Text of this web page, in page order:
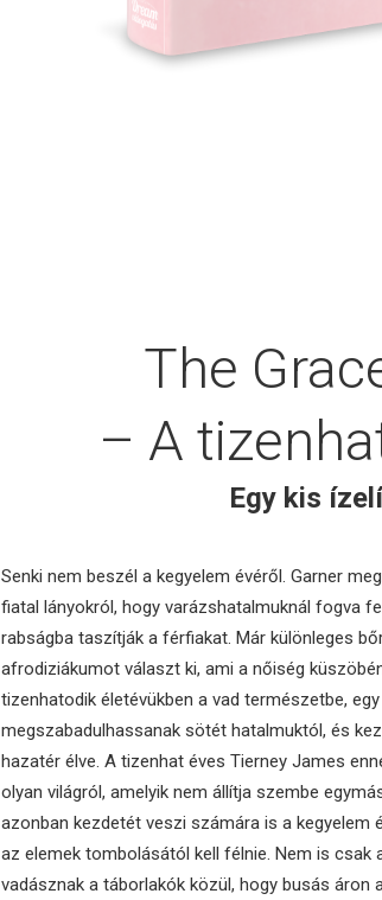
The
– A
Egy kis
Senki nem beszél a kegyelem évéről. Garner
fiatal lányokról, hogy varázshatalmuknál fogva
rabságba taszítják a férfiakat. Már különleges
afrodiziákumot választ ki, ami a nőiség
tizenhatodik életévükben a vad természetbe,
megszabadulhassanak sötét hatalmuktól, és
hazatér élve. A tizenhat éves Tierney James
olyan világról, amelyik nem állítja szembe
azonban kezdetét veszi számára is a kegyelem
az elemek tombolásától kell félnie. Nem is csak
vadásznak a táborlakók közül, hogy busás áron